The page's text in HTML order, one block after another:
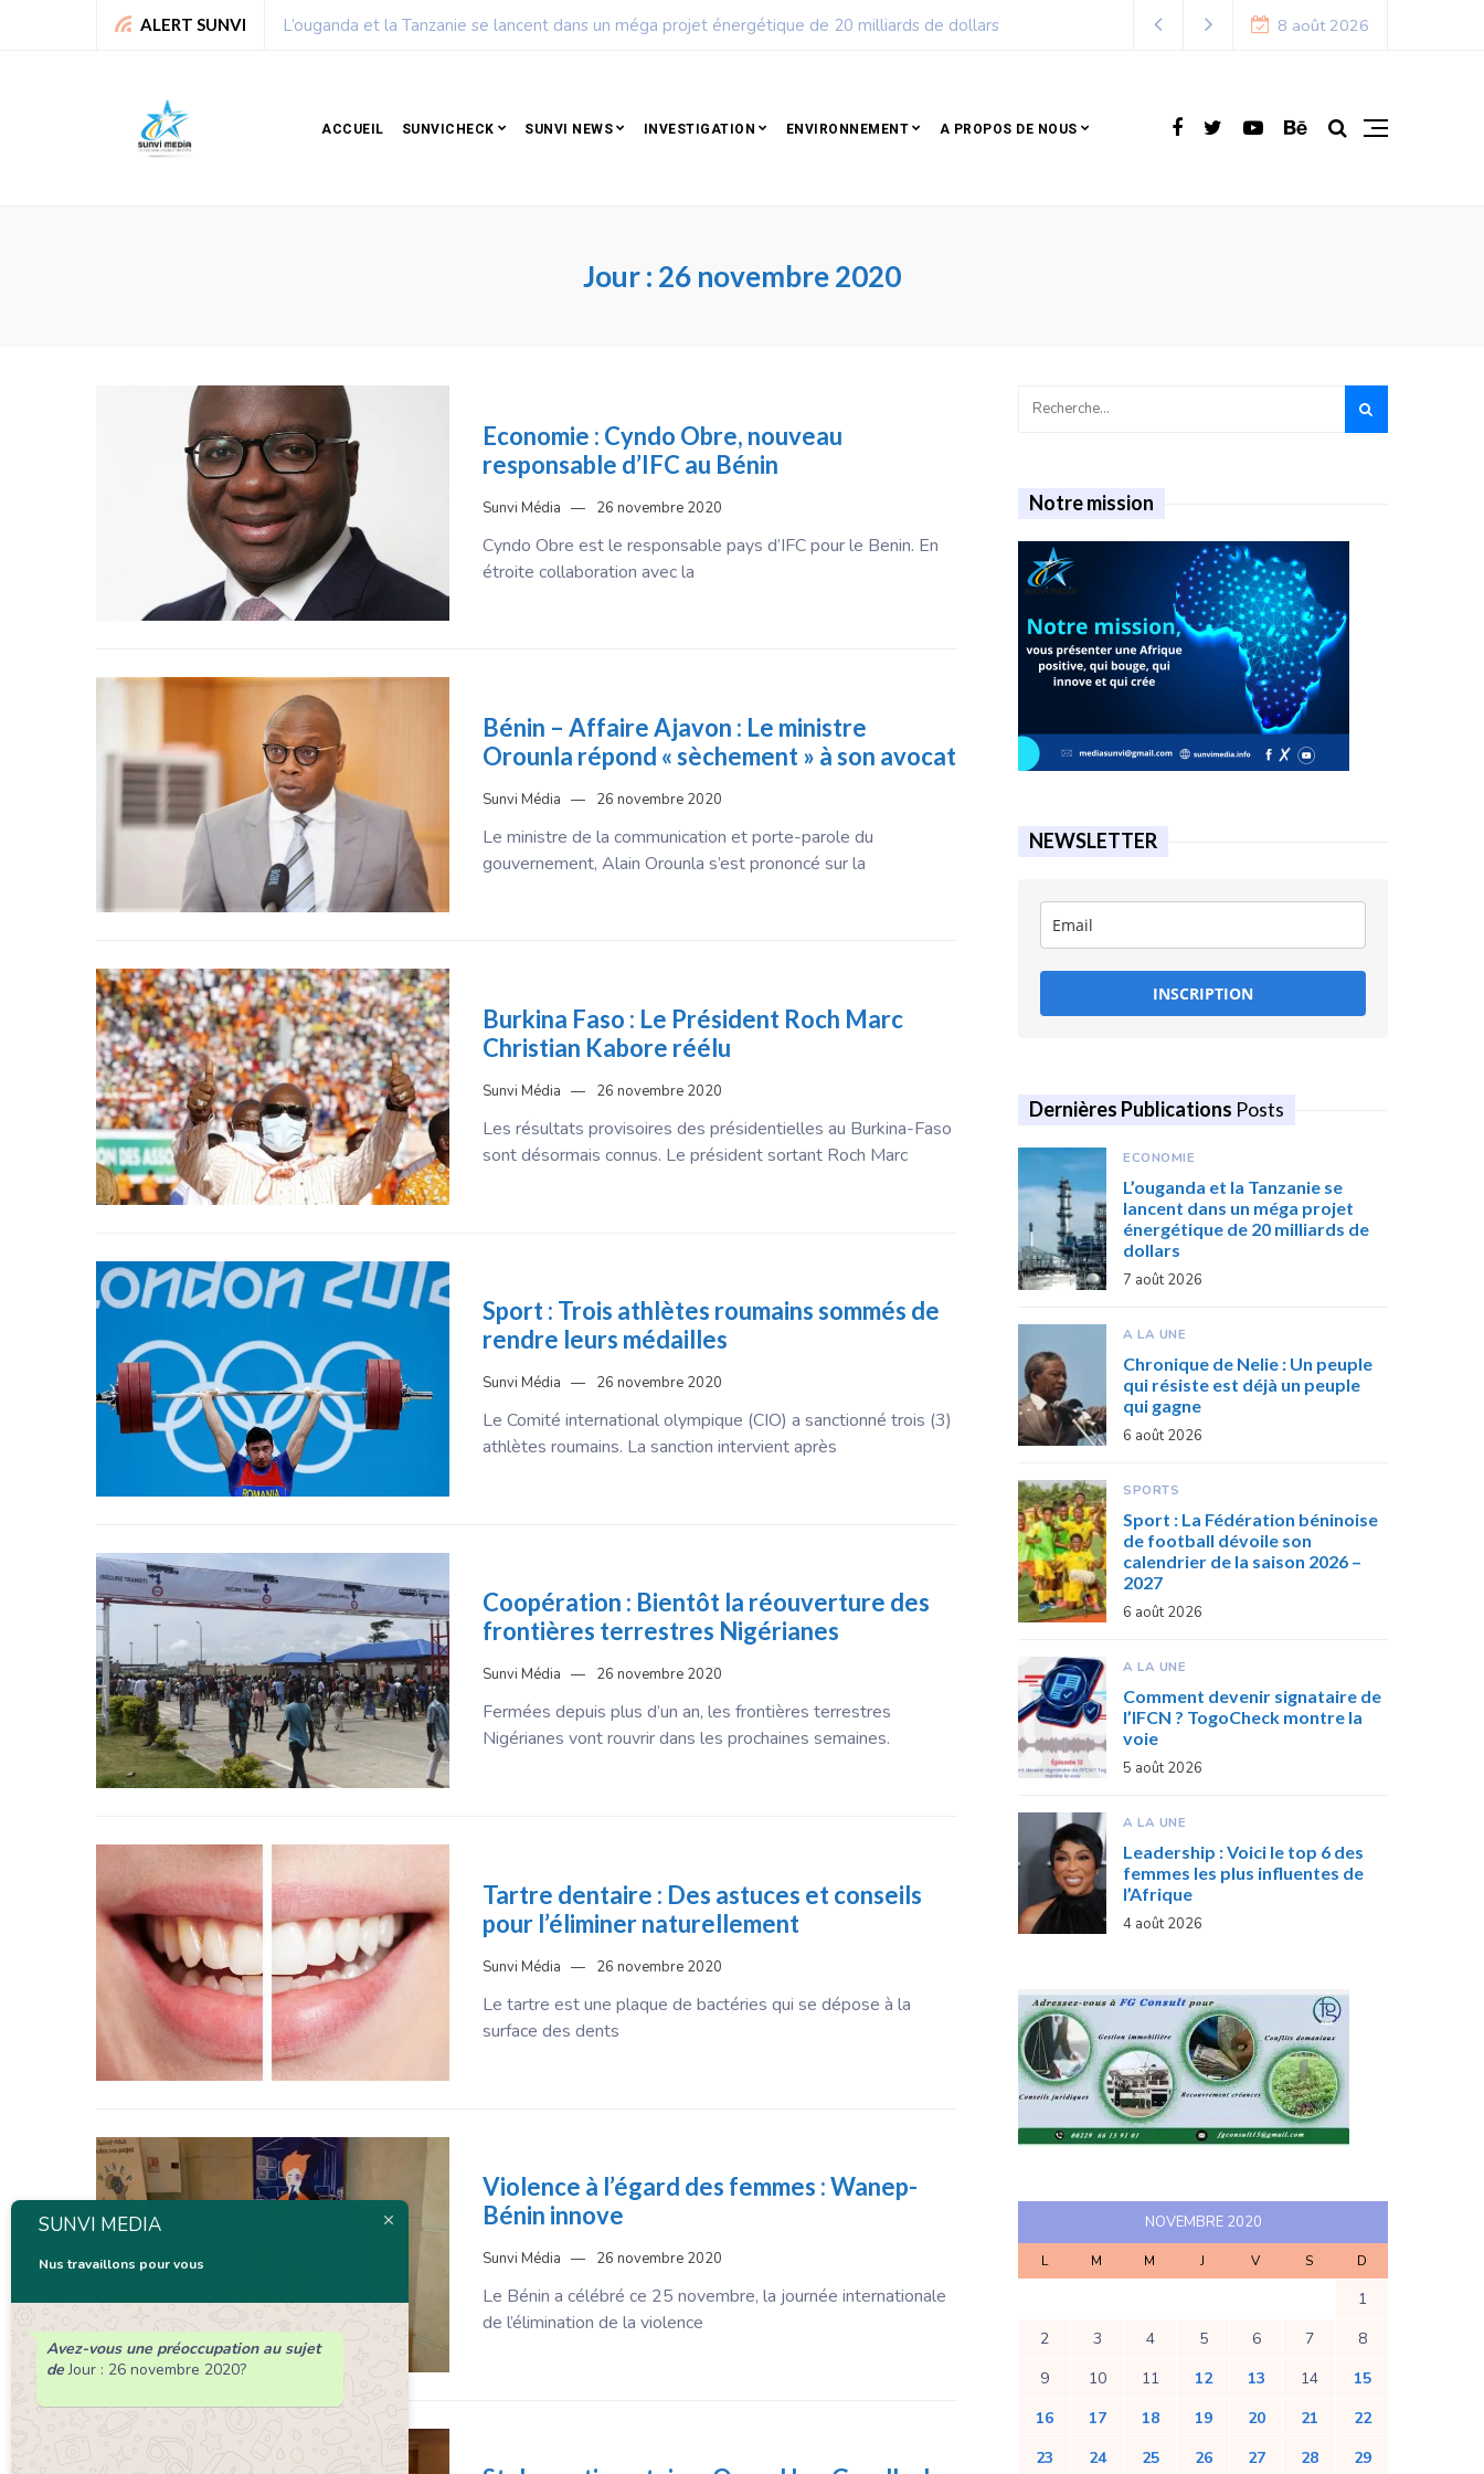
ALERT SUNVIL’ouganda et la Tanzanie se lancent dans un méga projet énergétique de 20 milliards de dollars Chronique de Nelie : Un peuple qui résiste est déjà
8 août 2026
ACCUEIL SUNVICHECK SUNVI NEWS INVESTIGATION ENVIRONNEMENT A PROPOS DE NOUS
Jour : 26 novembre 2020
Economie : Cyndo Obre, nouveau
responsable d’IFC au Bénin
Sunvi Média 26 novembre 2020
Cyndo Obre est le responsable pays d’IFC pour le Benin. En
étroite collaboration avec la
Bénin – Affaire Ajavon : Le ministre
Orounla répond « sèchement » à son avocat
Sunvi Média 26 novembre 2020
Le ministre de la communication et porte-parole du
gouvernement, Alain Orounla s’est prononcé sur la
Burkina Faso : Le Président Roch Marc
Christian Kabore réélu
Sunvi Média 26 novembre 2020
Les résultats provisoires des présidentielles au Burkina-Faso
sont désormais connus. Le président sortant Roch Marc
Sport : Trois athlètes roumains sommés de
rendre leurs médailles
Sunvi Média 26 novembre 2020
Le Comité international olympique (CIO) a sanctionné trois (3)
athlètes roumains. La sanction intervient après
Coopération : Bientôt la réouverture des
frontières terrestres Nigérianes
Sunvi Média 26 novembre 2020
Fermées depuis plus d’un an, les frontières terrestres
Nigérianes vont rouvrir dans les prochaines semaines.
Tartre dentaire : Des astuces et conseils
pour l’éliminer naturellement
Sunvi Média 26 novembre 2020
Le tartre est une plaque de bactéries qui se dépose à la
surface des dents
Violence à l’égard des femmes : Wanep-
Bénin innove
Sunvi Média 26 novembre 2020
Le Bénin a célébré ce 25 novembre, la journée internationale
de l’élimination de la violence
Notre mission
NEWSLETTER
INSCRIPTION
Dernières Publications Posts
ECONOMIE
L’ouganda et la Tanzanie se
lancent dans un méga projet
énergétique de 20 milliards de
dollars
7 août 2026
A LA UNE
Chronique de Nelie : Un peuple
qui résiste est déjà un peuple
qui gagne
6 août 2026
SPORTS
Sport : La Fédération béninoise
de football dévoile son
calendrier de la saison 2026 –
2027
6 août 2026
A LA UNE
Comment devenir signataire de
l’IFCN ? TogoCheck montre la
voie
5 août 2026
A LA UNE
Leadership : Voici le top 6 des
femmes les plus influentes de
l’Afrique
4 août 2026
NOVEMBRE 2020
L M M J V S D
1
2
3 4 5 6 7
8
9
10 11 12 13 14
15
16
17 18 19 20 21
22
23
24 25 26 27 28 29
SUNVI MEDIA
Nus travaillons pour vous
Avez-vous une préoccupation au sujet
deJour : 26 novembre 2020?